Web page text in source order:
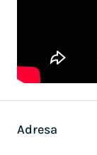
Adresa